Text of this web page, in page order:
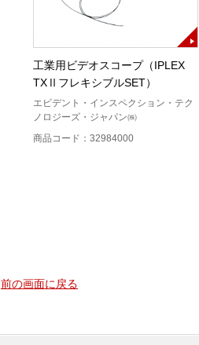
工業用ビデオスコープ（IPLEX
TXⅡフレキシブルSET）
エビデント・インスペクション・テク
ノロジーズ・ジャパン㈱
商品コード：32984000
前の画面に戻る